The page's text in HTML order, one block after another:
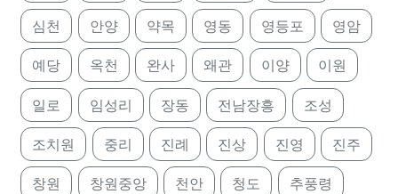
심천 안양 약목 영동 영등포 영암
예당 옥천 완사 왜관 이양 이원
일로 임성리 장동 전남장흥 조성
조치원 중리 진례 진상 진영 진주
창원 창원중앙 천안 청도 추풍령